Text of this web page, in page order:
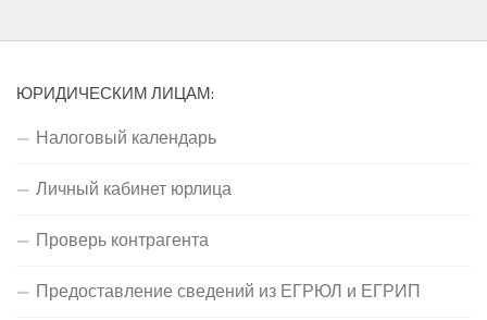
ЮРИДИЧЕСКИМ ЛИЦАМ:
Налоговый календарь
Личный кабинет юрлица
Проверь контрагента
Предоставление сведений из ЕГРЮЛ и ЕГРИП